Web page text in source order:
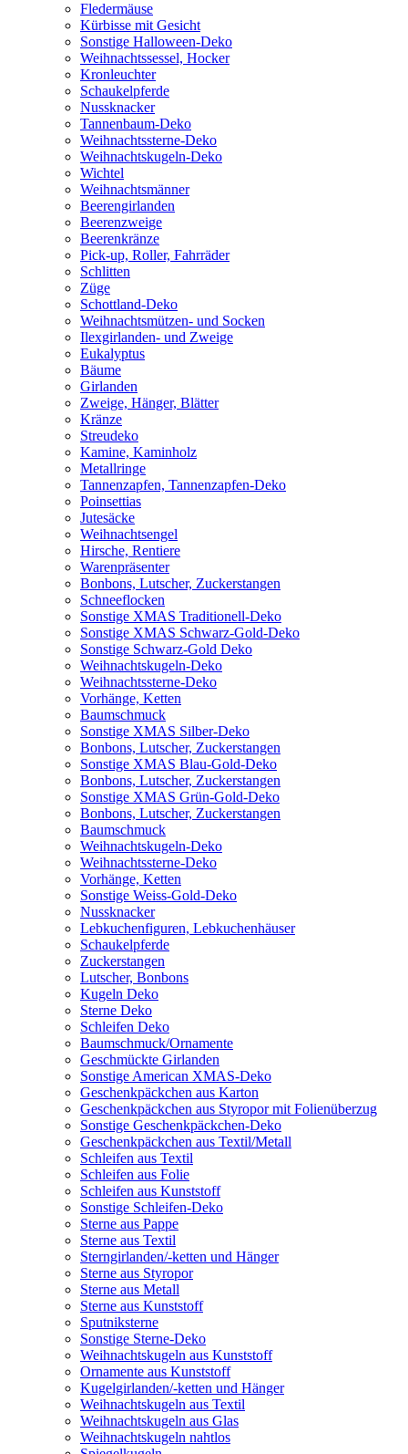
Fledermäuse
Kürbisse mit Gesicht
Sonstige Halloween-Deko
Weihnachtssessel, Hocker
Kronleuchter
Schaukelpferde
Nussknacker
Tannenbaum-Deko
Weihnachtssterne-Deko
Weihnachtskugeln-Deko
Wichtel
Weihnachtsmänner
Beerengirlanden
Beerenzweige
Beerenkränze
Pick-up, Roller, Fahrräder
Schlitten
Züge
Schottland-Deko
Weihnachtsmützen- und Socken
Ilexgirlanden- und Zweige
Eukalyptus
Bäume
Girlanden
Zweige, Hänger, Blätter
Kränze
Streudeko
Kamine, Kaminholz
Metallringe
Tannenzapfen, Tannenzapfen-Deko
Poinsettias
Jutesäcke
Weihnachtsengel
Hirsche, Rentiere
Warenpräsenter
Bonbons, Lutscher, Zuckerstangen
Schneeflocken
Sonstige XMAS Traditionell-Deko
Sonstige XMAS Schwarz-Gold-Deko
Sonstige Schwarz-Gold Deko
Weihnachtskugeln-Deko
Weihnachtssterne-Deko
Vorhänge, Ketten
Baumschmuck
Sonstige XMAS Silber-Deko
Bonbons, Lutscher, Zuckerstangen
Sonstige XMAS Blau-Gold-Deko
Bonbons, Lutscher, Zuckerstangen
Sonstige XMAS Grün-Gold-Deko
Bonbons, Lutscher, Zuckerstangen
Baumschmuck
Weihnachtskugeln-Deko
Weihnachtssterne-Deko
Vorhänge, Ketten
Sonstige Weiss-Gold-Deko
Nussknacker
Lebkuchenfiguren, Lebkuchenhäuser
Schaukelpferde
Zuckerstangen
Lutscher, Bonbons
Kugeln Deko
Sterne Deko
Schleifen Deko
Baumschmuck/Ornamente
Geschmückte Girlanden
Sonstige American XMAS-Deko
Geschenkpäckchen aus Karton
Geschenkpäckchen aus Styropor mit Folienüberzug
Sonstige Geschenkpäckchen-Deko
Geschenkpäckchen aus Textil/Metall
Schleifen aus Textil
Schleifen aus Folie
Schleifen aus Kunststoff
Sonstige Schleifen-Deko
Sterne aus Pappe
Sterne aus Textil
Sterngirlanden/-ketten und Hänger
Sterne aus Styropor
Sterne aus Metall
Sterne aus Kunststoff
Sputniksterne
Sonstige Sterne-Deko
Weihnachtskugeln aus Kunststoff
Ornamente aus Kunststoff
Kugelgirlanden/-ketten und Hänger
Weihnachtskugeln aus Textil
Weihnachtskugeln aus Glas
Weihnachtskugeln nahtlos